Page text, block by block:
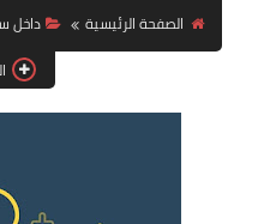
الصفحة الرئيسية
داخل